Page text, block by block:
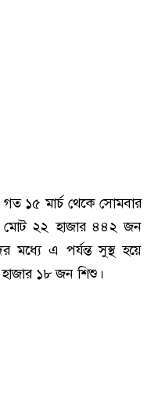
গত ১৫ মার্চ থেকে সোমবার
মোট ২২ হাজার ৪৪২ জন
মধ্যে এ পর্যন্ত সুস্থ হয়ে
১৮ জন শিশু।